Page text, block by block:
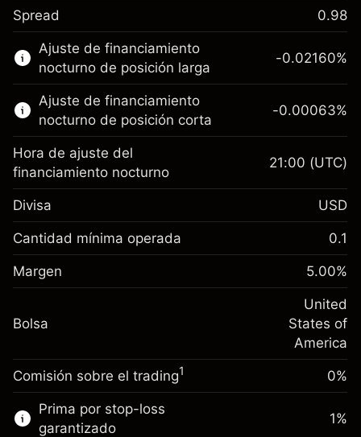
Este mercado financiero está disponible para
hacer trading con CFD.
Obtén más información sobre:
CFD
Spread 0.98
Ajuste de financiamiento
nocturno de posición larga
$1,000.00
Ajuste de financiamiento
nocturno
Cargos por el valor total de la
posición
%
(-$4.32)
Tamaño de la operación con apalancamiento
~$20,000.00
$19,000.00
Ir a la plataforma
-0.02160%
Ajuste de financiamiento
nocturno de posición corta
Margen. Tu inversión
$1,000.00
Ajuste de financiamiento
-0.000626
%
(-$0.13)
Tamaño de la operación con apalancamiento
~$20,000.00
Dinero del apalancamiento ~ $
-0.00063%
Hora de ajuste del
financiamiento nocturno
21:00 (UTC)
Divisa USD
Cantidad mínima operada 0.1
Margen 5.00%
Bolsa
United
States of
America
Comisión sobre el trading1 0%
Prima por stop-loss
garantizado
1%